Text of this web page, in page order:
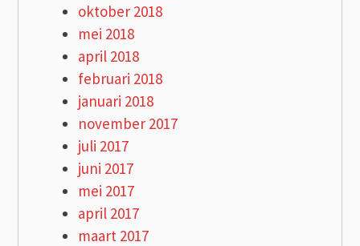
oktober 2018
mei 2018
april 2018
februari 2018
januari 2018
november 2017
juli 2017
juni 2017
mei 2017
april 2017
maart 2017